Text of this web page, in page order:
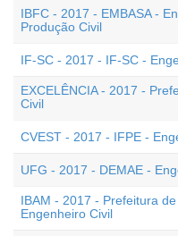
IBFC - 2017 - EMBASA -
Produção Civil
IF-SC - 2017 - IF-SC -
EXCELÊNCIA - 2017 -
Civil
CVEST - 2017 - IFPE -
UFG - 2017 - DEMAE -
IBAM - 2017 - Prefeitura
Engenheiro Civil